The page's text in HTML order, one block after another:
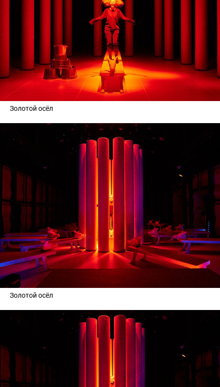
Золотой осёл
Золотой осёл